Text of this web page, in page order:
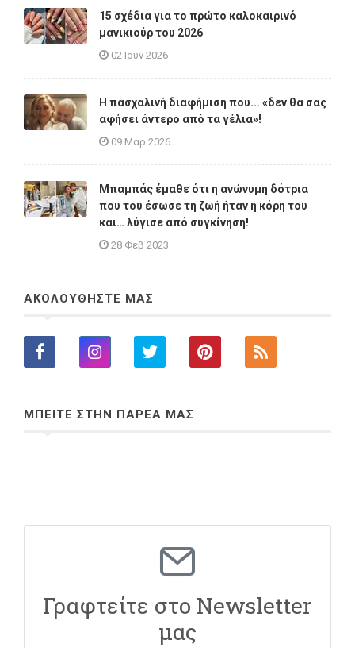
15 σχέδια για το πρώτο καλοκαιρινό
μανικιούρ του 2026
02 Ιουν 2026
Η πασχαλινή διαφήμιση που... «δεν θα σας
αφήσει άντερο από τα γέλια»!
09 Μαρ 2026
Μπαμπάς έμαθε ότι η ανώνυμη δότρια
που του έσωσε τη ζωή ήταν η κόρη του
και… λύγισε από συγκίνηση!
28 Φεβ 2023
ΑΚΟΛΟΥΘΗΣΤΕ ΜΑΣ
ΜΠΕΙΤΕ ΣΤΗΝ ΠΑΡΕΑ ΜΑΣ
Γραφτείτε στο Newsletter
μας